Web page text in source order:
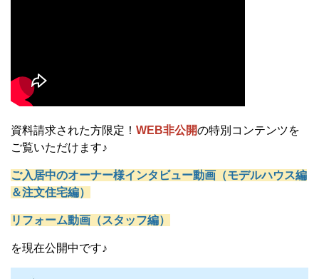
資料請求された方限定！ WEB非公開の特別コンテンツを
ご覧いただけます♪
ご入居中のオーナー様インタビュー動画（モデルハウス編
＆注文住宅編）
リフォーム動画（スタッフ編）
を現在公開中です♪